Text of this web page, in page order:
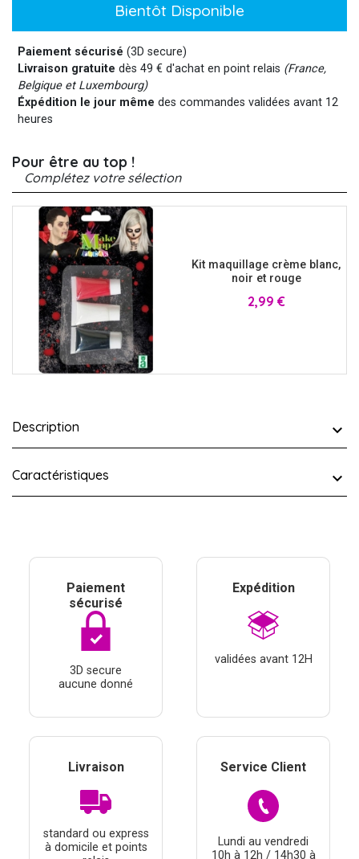
Bientôt Disponible
Paiement sécurisé (3D secure)
Livraison gratuite dès 49 € d'achat en point relais (France,
Belgique et Luxembourg)
Éxpédition le jour même des commandes validées avant 12
heures
Pour être au top !
Complétez votre sélection
Kit maquillage crème blanc,
noir et rouge
Prix
2,99 €
Description
Caractéristiques
Paiement
sécurisé
3D secure
aucune donné
Expédition
validées avant 12H
Livraison
standard ou express
à domicile et points
Service Client
Lundi au vendredi
10h à 12h / 14h30 à